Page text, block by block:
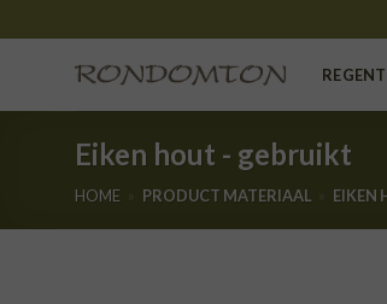
to
Eiken hout - gebruikt
HOME PRODUCT MATERIAAL EIKEN